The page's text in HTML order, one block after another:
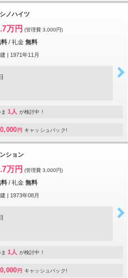
ノハイツ
万円 (管理費 3,000円)
/礼金 無料
| 1971年11月
1人 が検討中！
円 キャッシュバック!
ション
万円 (管理費 3,000円)
/礼金 無料
| 1973年08月
1人 が検討中！
円 キャッシュバック!